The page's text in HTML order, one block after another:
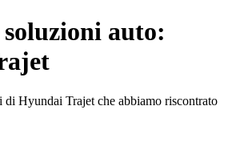
auto:
Hyundai Trajet che abbiamo riscontrato